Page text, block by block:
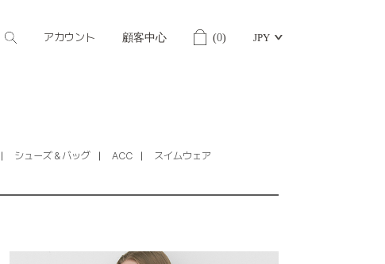
アカウント 顧客中心 (0) JPY
シューズ＆バッグ ACC スイムウェア